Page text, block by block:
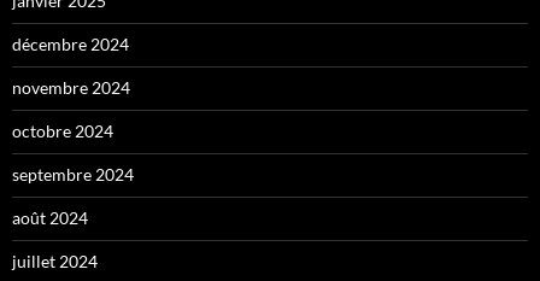
décembre 2024
novembre 2024
octobre 2024
septembre 2024
août 2024
juillet 2024